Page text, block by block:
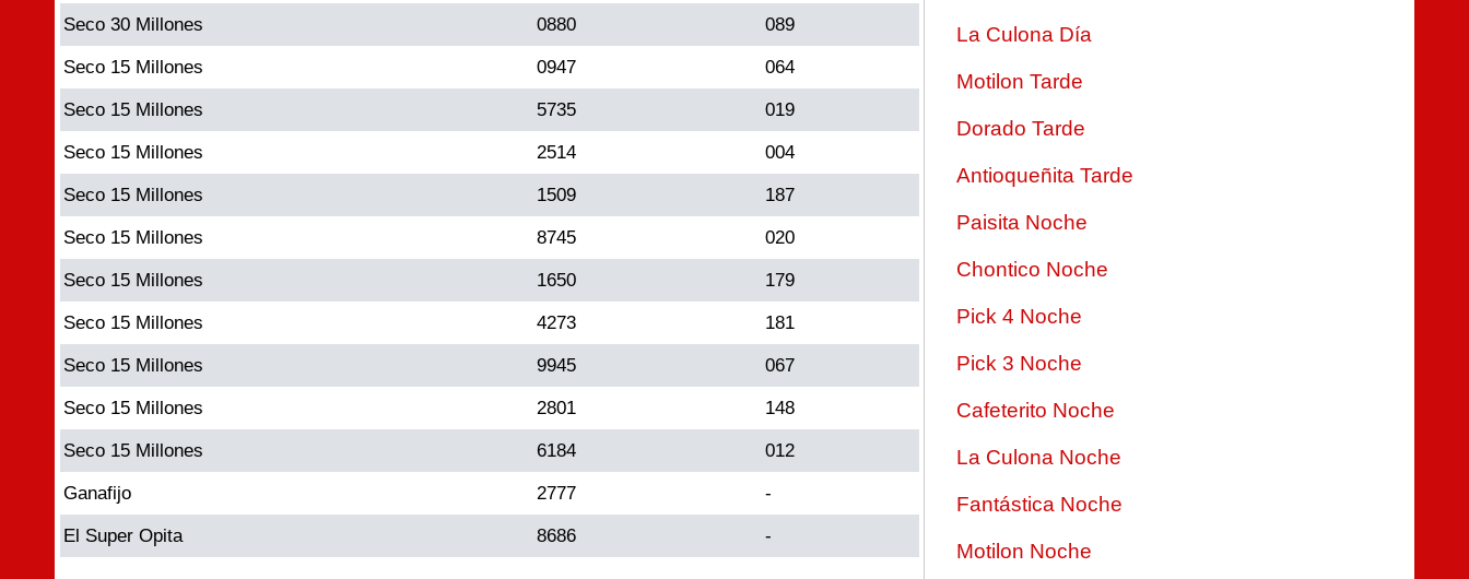
Seco 30 Millones 0880 089
Seco 15 Millones 0947 064
Seco 15 Millones 5735 019
Seco 15 Millones 2514 004
Seco 15 Millones 1509 187
Seco 15 Millones 8745 020
Seco 15 Millones 1650 179
Seco 15 Millones 4273 181
Seco 15 Millones 9945 067
Seco 15 Millones 2801 148
Seco 15 Millones 6184 012
Ganafijo 2777 -
El Super Opita 8686 -
La Culona Día
Motilon Tarde
Dorado Tarde
Antioqueñita Tarde
Paisita Noche
Chontico Noche
Pick 4 Noche
Pick 3 Noche
Cafeterito Noche
La Culona Noche
Fantástica Noche
Motilon Noche